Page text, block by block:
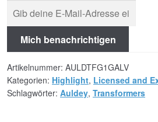
Mich benachrichtigen
Artikelnummer: AULDTFG1GALV
Kategorien: Highlight, Licensed and
Schlagwörter: Auldey, Transformers